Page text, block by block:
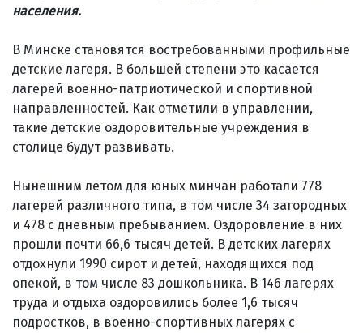
населения.
В Минске становятся востребованными профильные
детские лагеря. В большей степени это касается
лагерей военно-патриотической и спортивной
направленностей. Как отметили в управлении,
такие детские оздоровительные учреждения в
столице будут развивать.
Нынешним летом для юных минчан работали 778
лагерей различного типа, в том числе 34 загородных
и 478 с дневным пребыванием. Оздоровление в них
прошли почти 66,6 тысяч детей. В детских лагерях
отдохнули 1990 сирот и детей, находящихся под
опекой, в том числе 83 дошкольника. В 146 лагерях
труда и отдыха оздоровились более 1,6 тысяч
подростков, в военно-спортивных лагерях с